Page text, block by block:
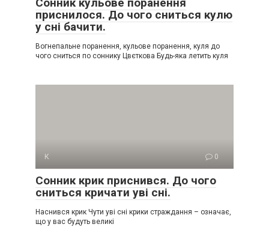
Сонник кульове поранення
приснилося. До чого сниться кулю
у сні бачити.
Вогнепальне поранення, кульове поранення, куля до
чого сниться по соннику Цвєткова Будь-яка летить куля
К 0
Сонник крик приснився. До чого
сниться кричати уві сні.
Наснився крик Чути уві сні крики страждання – означає,
що у вас будуть великі